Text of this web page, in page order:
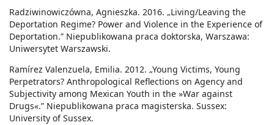
Radziwinowiczówna, Agnieszka. 2016. „Living/Leaving the
Deportation Regime? Power and Violence in the Experience of
Deportation.” Niepublikowana praca doktorska, Warszawa:
Uniwersytet Warszawski.
Ramírez Valenzuela, Emilia. 2012. „Young Victims, Young
Perpetrators? Anthropological Reflections on Agency and
Subjectivity among Mexican Youth in the »War against
Drugs«.” Niepublikowana praca magisterska. Sussex:
University of Sussex.